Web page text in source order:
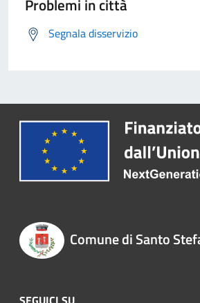
Problemi in città
Segnala disservizio
Comune di Santo